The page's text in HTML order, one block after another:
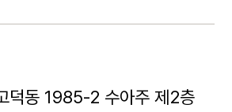
덕동 1985-2 수아주 제2층